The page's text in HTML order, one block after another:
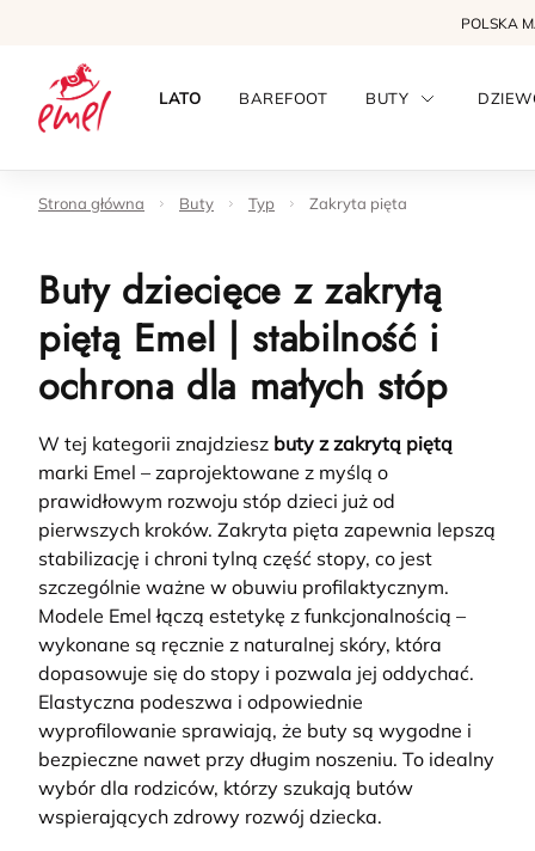
POLSKA
LATO BAREFOOT BUTY
Strona główna Buty Typ Zakryta pięta
Buty dziecięce z zakrytą
piętą Emel | stabilność i
ochrona dla małych stóp
W tej kategorii znajdziesz buty z zakrytą piętą
marki Emel – zaprojektowane z myślą o
prawidłowym rozwoju stóp dzieci już od
pierwszych kroków. Zakryta pięta zapewnia lepszą
stabilizację i chroni tylną część stopy, co jest
szczególnie ważne w obuwiu profilaktycznym.
Modele Emel łączą estetykę z funkcjonalnością –
wykonane są ręcznie z naturalnej skóry, która
dopasowuje się do stopy i pozwala jej oddychać.
Elastyczna podeszwa i odpowiednie
wyprofilowanie sprawiają, że buty są wygodne i
bezpieczne nawet przy długim noszeniu. To idealny
wybór dla rodziców, którzy szukają butów
wspierających zdrowy rozwój dziecka.